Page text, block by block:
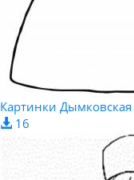
Картинки
16